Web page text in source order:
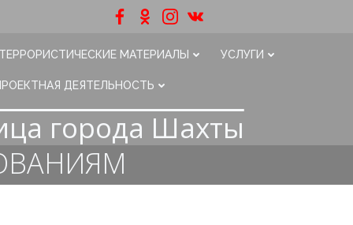
МАТЕРИАЛЫ УСЛУГИ
ДЕЯТЕЛЬНОСТЬ
города Шахты